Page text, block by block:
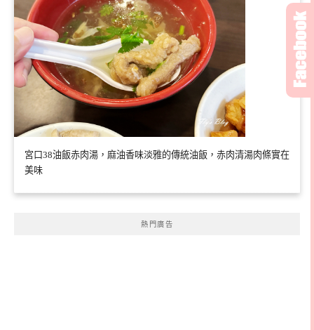
宮口38油飯赤肉湯，麻油香味淡雅的傳統油飯，赤肉清湯肉條實在
美味
熱門廣告